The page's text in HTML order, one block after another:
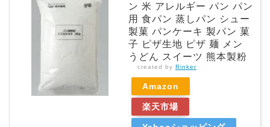
ン 米 アレルギー パン パン
用 食パン 蒸しパン シュー
製菓 パンケーキ 製パン 菓
子 ピザ生地 ピザ 麺 メン
うどん スイーツ 熊本製粉
created by Rinker
Amazon
楽天市場